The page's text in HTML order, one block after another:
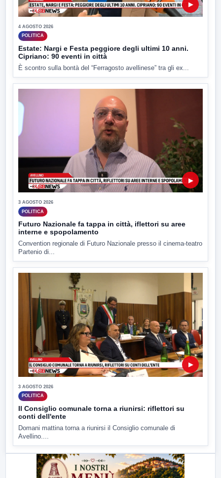
▶
4 AGOSTO 2026
POLITICA
Estate: Nargi e Festa peggiore degli ultimi 10 anni.
Cipriano: 90 eventi in città
È scontro sulla bontà del “Ferragosto avellinese” tra gli ex...
▶
3 AGOSTO 2026
POLITICA
Futuro Nazionale fa tappa in città, iflettori su aree
interne e spopolamento
Convention regionale di Futuro Nazionale presso il cinema-teatro
Partenio di...
▶
3 AGOSTO 2026
POLITICA
Il Consiglio comunale torna a riunirsi: riflettori su
conti dell'ente
Domani mattina torna a riunirsi il Consiglio comunale di
Avellino....